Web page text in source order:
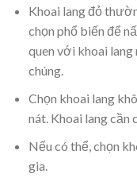
Khoai lang đỏ
chọn phổ biến để
quen với khoai
chúng.
Chọn khoai lang
nát. Khoai lang cần
Nếu có thể, chọn
gia.